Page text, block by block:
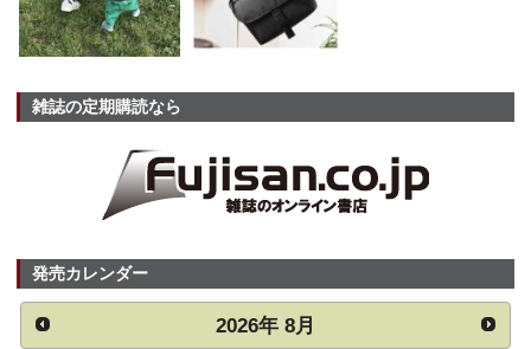
雑誌の定期購読なら
発売カレンダー
2026年 8月